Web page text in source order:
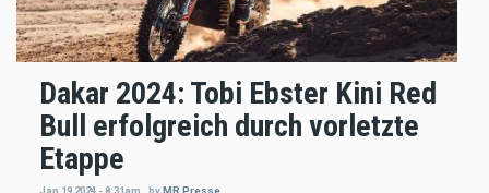
Dakar 2024: Tobi Ebster Kini Red
Bull erfolgreich durch vorletzte
Etappe
Jan 19 2024 - 8:31am byMR Presse